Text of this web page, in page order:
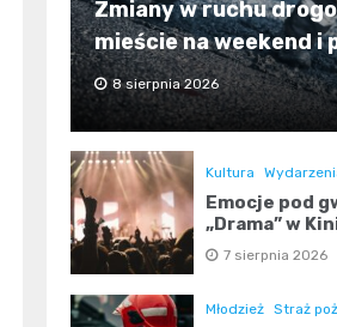
Zmiany w ruchu
mieście na weekend i
8 sierpnia 2026
Kultura
Emocje pod
„Drama” w
7 sierpnia 2026
Młodzież Straż